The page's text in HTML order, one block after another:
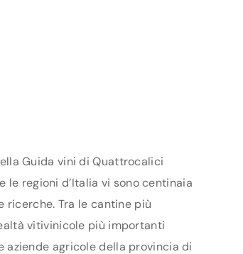
Guida vini di Quattrocalici
regioni d’Italia vi sono centinaia
ricerche. Tra le cantine più
vitivinicole più importanti
agricole della provincia di